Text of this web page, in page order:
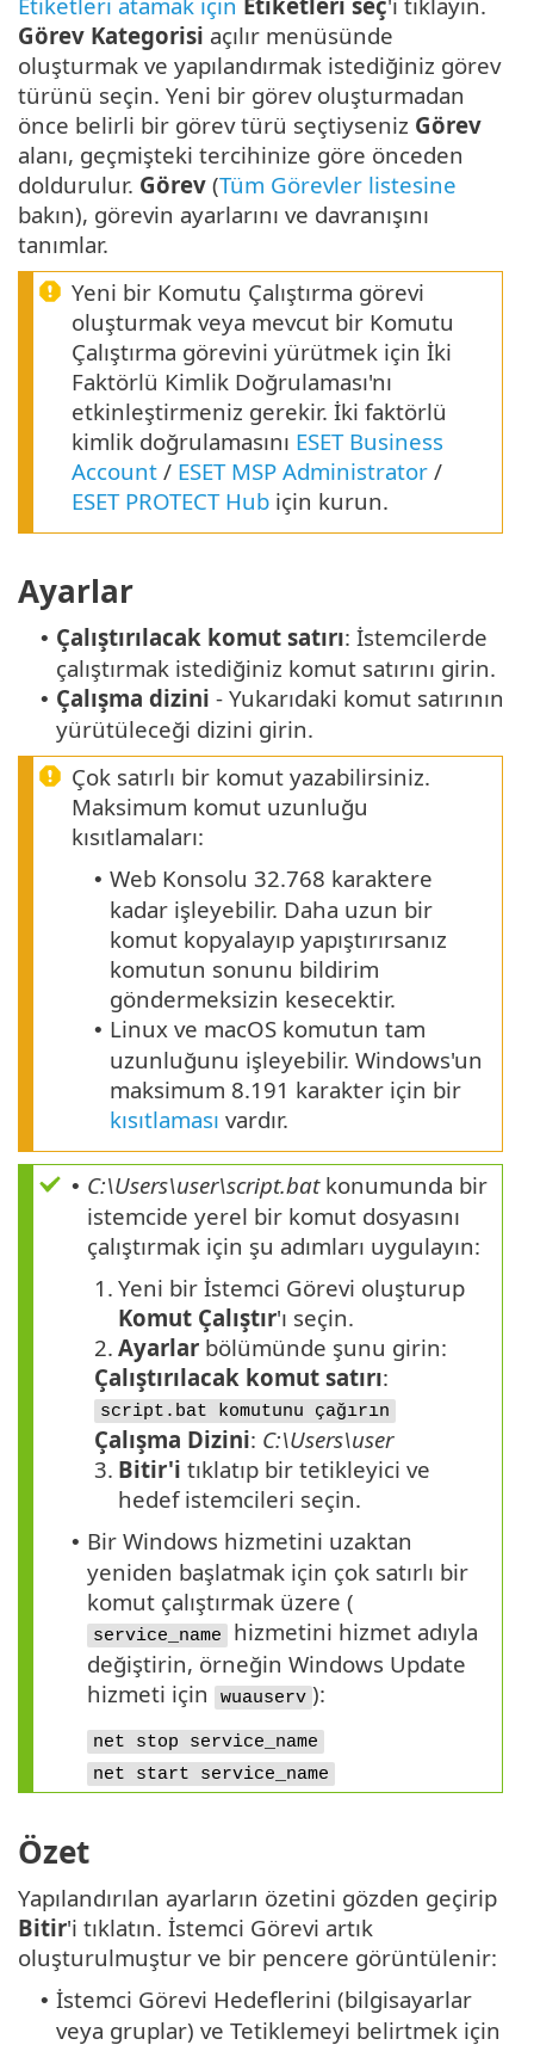
Görev Kategorisi açılır menüsünde
oluşturmak ve yapılandırmak istediğiniz görev
türünü seçin. Yeni bir görev oluşturmadan
önce belirli bir görev türü seçtiyseniz Görev
alanı, geçmişteki tercihinize göre önceden
doldurulur. Görev (Tüm Görevler listesine
bakın), görevin ayarlarını ve davranışını
tanımlar.
Yeni bir Komutu Çalıştırma görevi
oluşturmak veya mevcut bir Komutu
Çalıştırma görevini yürütmek için İki
Faktörlü Kimlik Doğrulaması'nı
etkinleştirmeniz gerekir. İki faktörlü
kimlik doğrulamasını ESET Business
Account / ESET MSP Administrator /
ESET PROTECT Hub için kurun.
Ayarlar
• Çalıştırılacak komut satırı: İstemcilerde
çalıştırmak istediğiniz komut satırını girin.
• Çalışma dizini - Yukarıdaki komut satırının
yürütüleceği dizini girin.
Çok satırlı bir komut yazabilirsiniz.
Maksimum komut uzunluğu
kısıtlamaları:
• Web Konsolu 32.768 karaktere
kadar işleyebilir. Daha uzun bir
komut kopyalayıp yapıştırırsanız
komutun sonunu bildirim
göndermeksizin kesecektir.
• Linux ve macOS komutun tam
uzunluğunu işleyebilir. Windows'un
maksimum 8.191 karakter için bir
kısıtlaması vardır.
• C:\Users\user\script.batkonumunda bir
istemcide yerel bir komut dosyasını
çalıştırmak için şu adımları uygulayın:
1. Yeni bir İstemci Görevi oluşturup
Komut Çalıştır'ı seçin.
2. Ayarlar bölümünde şunu girin:
Çalıştırılacak komut satırı:
script.bat komutunu çağırın
Çalışma Dizini: C:\Users\user
3. Bitir'i tıklatıp bir tetikleyici ve
hedef istemcileri seçin.
• Bir Windows hizmetini uzaktan
yeniden başlatmak için çok satırlı bir
komut çalıştırmak üzere (
service_name
hizmetini hizmet adıyla
değiştirin, örneğin Windows Update
hizmeti için
wuauserv ):
net stop service_name
net start service_name
Özet
Yapılandırılan ayarların özetini gözden geçirip
Bitir'i tıklatın. İstemci Görevi artık
oluşturulmuştur ve bir pencere görüntülenir:
• İstemci Görevi Hedeflerini (bilgisayarlar
veya gruplar) ve Tetiklemeyi belirtmek için